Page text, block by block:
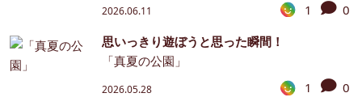
2026.06.11 1
0
思いっきり遊ぼうと思った瞬間！
「真夏の公園」
2026.05.28 1
0